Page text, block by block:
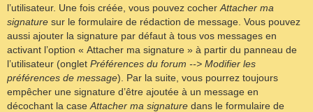
l’utilisateur. Une fois créée, vous pouvez cocher Attacher ma
signature sur le formulaire de rédaction de message. Vous pouvez
aussi ajouter la signature par défaut à tous vos messages en
activant l’option « Attacher ma signature » à partir du panneau de
l’utilisateur (onglet Préférences du forum --> Modifier les
préférences de message). Par la suite, vous pourrez toujours
empêcher une signature d’être ajoutée à un message en
décochant la case Attacher ma signature dans le formulaire de